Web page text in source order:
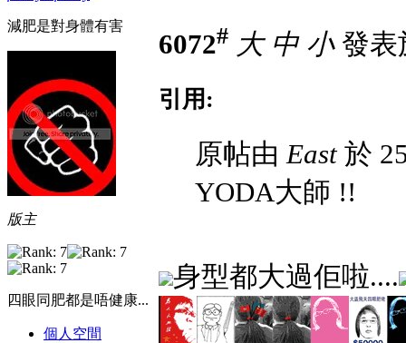
減肥是對身體有害
版主
四眼同肥都是唔健康...
個人空間
6072# 大 中 小發表
引用:
原帖由East於
YODA大師 !!
身型都大過佢啦....